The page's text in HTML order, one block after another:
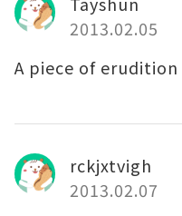
2013.02.05
A piece of
rckjxtvigh
2013.02.07